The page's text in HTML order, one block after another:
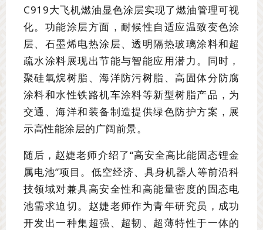
C919大飞机燃油显色涂层实现了燃油管理可视
化。功能涂层方面，耐候性自适应温致变色涂
层、石墨烯电热涂层、透明隔热玻璃涂料和超
疏水涂料展现出节能与智能应用潜力。同时，
聚硅氧烷树脂、海洋防污树脂、高固体分防腐
涂料和水性铁路机车涂料等新型树脂产品，为
交通、海洋和装备制造提供绿色防护方案，展
示高性能涂层的广阔前景。
随后，赵婕老师介绍了“高安全高比能固态锂金
属电池”项目。低空经济、具身机器人等前沿科
技领域对兼具高安全性和高能量密度的固态电
池需求迫切。赵婕老师作为青年研究员，成功
开发出一种集超强、超韧、超薄特性于一体的